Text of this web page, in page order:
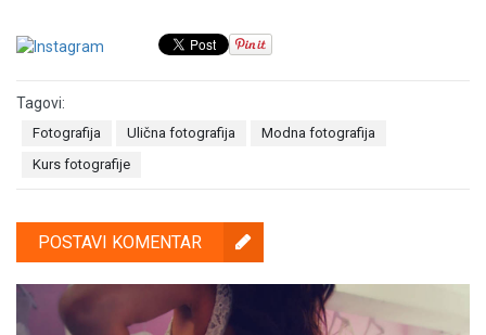
Tagovi:
Fotografija Ulična fotografija
Modna fotografija
Kurs fotografije
POSTAVI KOMENTAR